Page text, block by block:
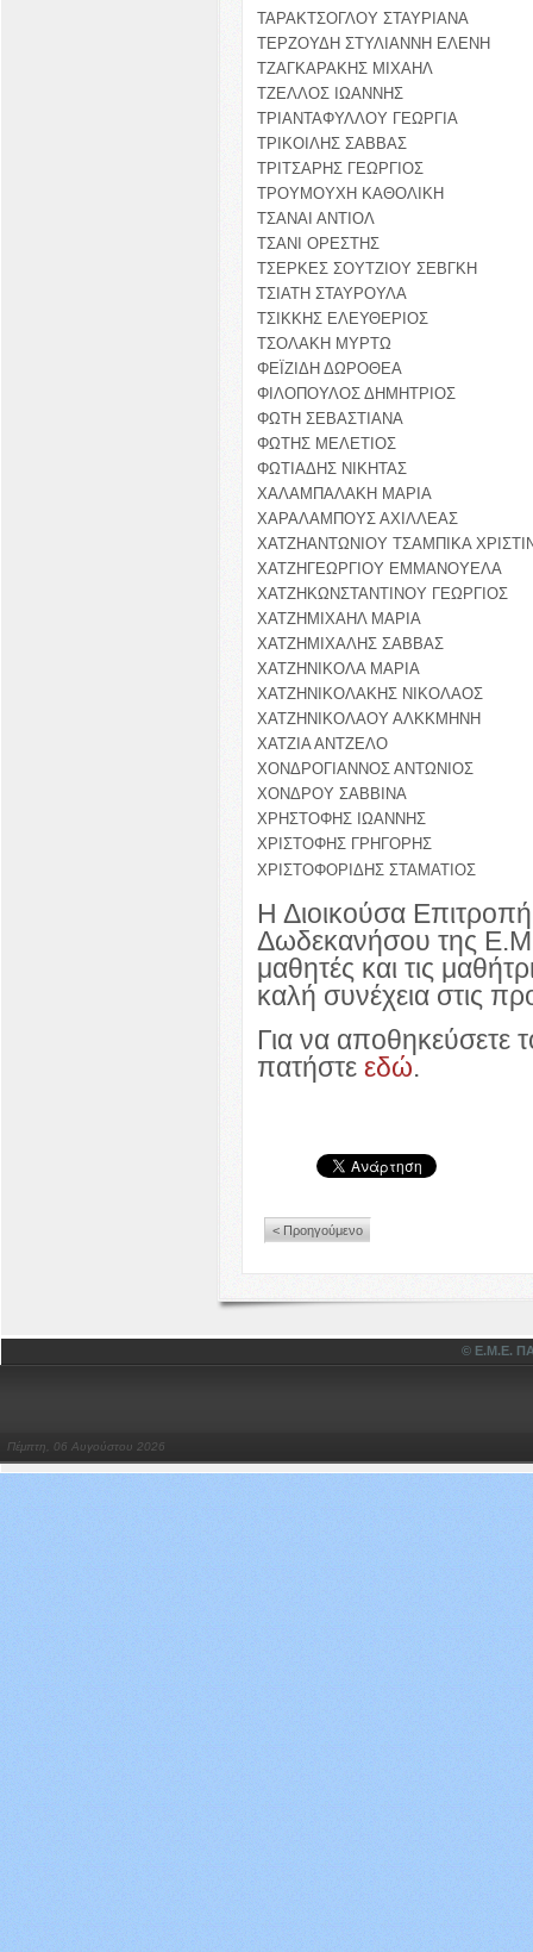
ΤΑΡΑΚΤΣΟΓΛΟΥ ΣΤΑΥΡΙΑΝΑ
ΤΕΡΖΟΥΔΗ ΣΤΥΛΙΑΝΝΗ ΕΛΕΝΗ
ΤΖΑΓΚΑΡΑΚΗΣ ΜΙΧΑΗΛ
ΤΖΕΛΛΟΣ ΙΩΑΝΝΗΣ
ΤΡΙΑΝΤΑΦΥΛΛΟΥ ΓΕΩΡΓΙΑ
ΤΡΙΚΟΙΛΗΣ ΣΑΒΒΑΣ
ΤΡΙΤΣΑΡΗΣ ΓΕΩΡΓΙΟΣ
ΤΡΟΥΜΟΥΧΗ ΚΑΘΟΛΙΚΗ
ΤΣΑΝΑΙ ΑΝΤΙΟΛ
ΤΣΑΝΙ ΟΡΕΣΤΗΣ
ΤΣΕΡΚΕΣ ΣΟΥΤΖΙΟΥ ΣΕΒΓΚΗ
ΤΣΙΑΤΗ ΣΤΑΥΡΟΥΛΑ
ΤΣΙΚΚΗΣ ΕΛΕΥΘΕΡΙΟΣ
ΤΣΟΛΑΚΗ ΜΥΡΤΩ
ΦΕΪΖΙΔΗ ΔΩΡΟΘΕΑ
ΦΙΛΟΠΟΥΛΟΣ ΔΗΜΗΤΡΙΟΣ
ΦΩΤΗ ΣΕΒΑΣΤΙΑΝΑ
ΦΩΤΗΣ ΜΕΛΕΤΙΟΣ
ΦΩΤΙΑΔΗΣ ΝΙΚΗΤΑΣ
ΧΑΛΑΜΠΑΛΑΚΗ ΜΑΡΙΑ
ΧΑΡΑΛΑΜΠΟΥΣ ΑΧΙΛΛΕΑΣ
ΧΑΤΖΗΑΝΤΩΝΙΟΥ ΤΣΑΜΠΙΚΑ
ΧΑΤΖΗΓΕΩΡΓΙΟΥ ΕΜΜΑΝΟΥΕΛΑ
ΧΑΤΖΗΚΩΝΣΤΑΝΤΙΝΟΥ ΓΕΩΡΓΙΟΣ
ΧΑΤΖΗΜΙΧΑΗΛ ΜΑΡΙΑ
ΧΑΤΖΗΜΙΧΑΛΗΣ ΣΑΒΒΑΣ
ΧΑΤΖΗΝΙΚΟΛΑ ΜΑΡΙΑ
ΧΑΤΖΗΝΙΚΟΛΑΚΗΣ ΝΙΚΟΛΑΟΣ
ΧΑΤΖΗΝΙΚΟΛΑΟΥ ΑΛΚΚΜΗΝΗ
ΧΑΤΖΙΑ ΑΝΤΖΕΛΟ
ΧΟΝΔΡΟΓΙΑΝΝΟΣ ΑΝΤΩΝΙΟΣ
ΧΟΝΔΡΟΥ ΣΑΒΒΙΝΑ
ΧΡΗΣΤΟΦΗΣ ΙΩΑΝΝΗΣ
ΧΡΙΣΤΟΦΗΣ ΓΡΗΓΟΡΗΣ
ΧΡΙΣΤΟΦΟΡΙΔΗΣ ΣΤΑΜΑΤΙΟΣ
Η Διοικούσα
Δωδεκανήσου της
μαθητές και τις
καλή συνέχεια στις
Για να αποθηκεύσετε
πατήστε εδώ.
< Προηγούμενο
© Ε.Μ.Ε.
Πέμπτη, 06 Αυγούστου 2026